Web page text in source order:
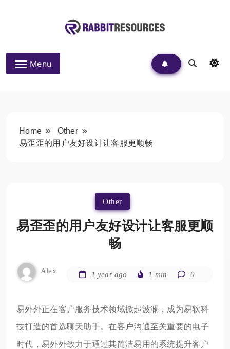
Rabbit Resources
Menu
Home
Other
易歪歪的用户友好设计让客服更顺畅
Other
易歪歪的用户友好设计让客服更顺
畅
Alex 1 year ago 1 min 0
易外外正在客户服务技术领域掀起波澜，成为易软科
技打造的首选聊天助手。在客户沟通至关重要的电子
时代，易外外致力于通过其简洁易用的系统提升客户